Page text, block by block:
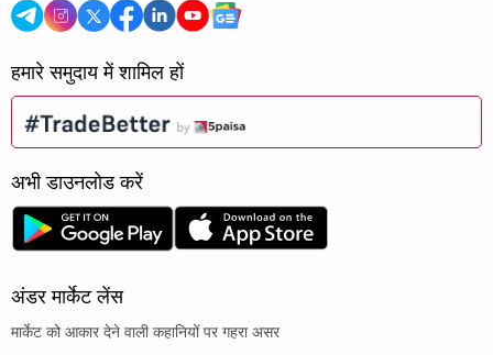
हमारे समुदाय में शामिल हों
अभी डाउनलोड करें
अंडर मार्केट लेंस
मार्केट को आकार देने वाली कहानियों पर गहरा असर